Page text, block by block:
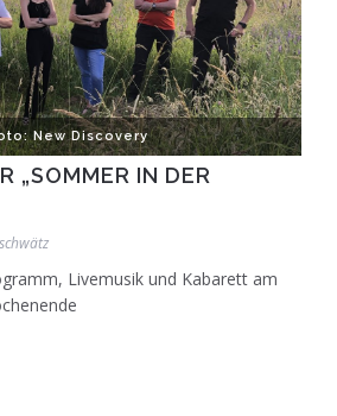
New Discovery
„SOMMER IN DER
Livemusik und Kabarett am